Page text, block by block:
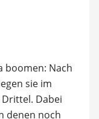
boomen: Nach
sie im
Dabei
denen noch